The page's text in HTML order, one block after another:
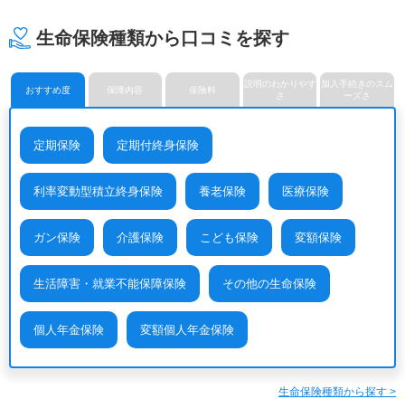
みどり生命保険株式会社 明治安田生命保険相互会社
メットライフ生命保険株式会
メディケア生命保険株式会社 楽天生命保険株式会社
生命保険種類から口コミを探す
おすすめ度 保障内容 保険料
説明のわかりやす
さ
加入手続きのスム
ーズさ
定期保険 定期付終身保険
利率変動型積立終身保険 養老保険 医療保険
ガン保険 介護保険 こども保険 変額保険
生活障害・就業不能保障保険 その他の生命保険
個人年金保険 変額個人年金保険
生命保険種類から探す >